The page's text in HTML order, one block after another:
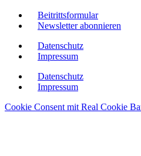
Beitrittsformular
Newsletter abonnieren
Datenschutz
Impressum
Datenschutz
Impressum
Cookie Consent mit Real Cookie